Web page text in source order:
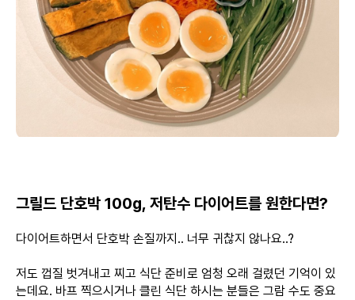
그릴드 단호박 100g, 저탄수 다이어트를 원한다면?
다이어트하면서 단호박 손질까지.. 너무 귀찮지 않나요..?
저도 껍질 벗겨내고 찌고 식단 준비로 엄청 오래 걸렸던 기억이 있
는데요. 바프 찍으시거나 클린 식단 하시는 분들은 그람 수도 중요